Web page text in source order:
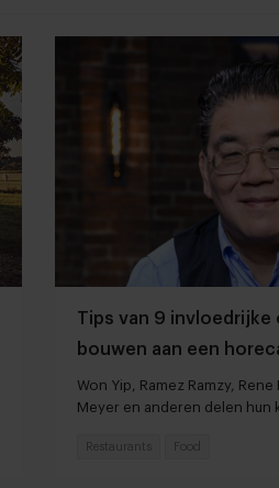
Tips van 9 invloedrijke
bouwen aan een
Won Yip, Ramez Ramzy,
Meyer en anderen delen hun
Restaurants Food